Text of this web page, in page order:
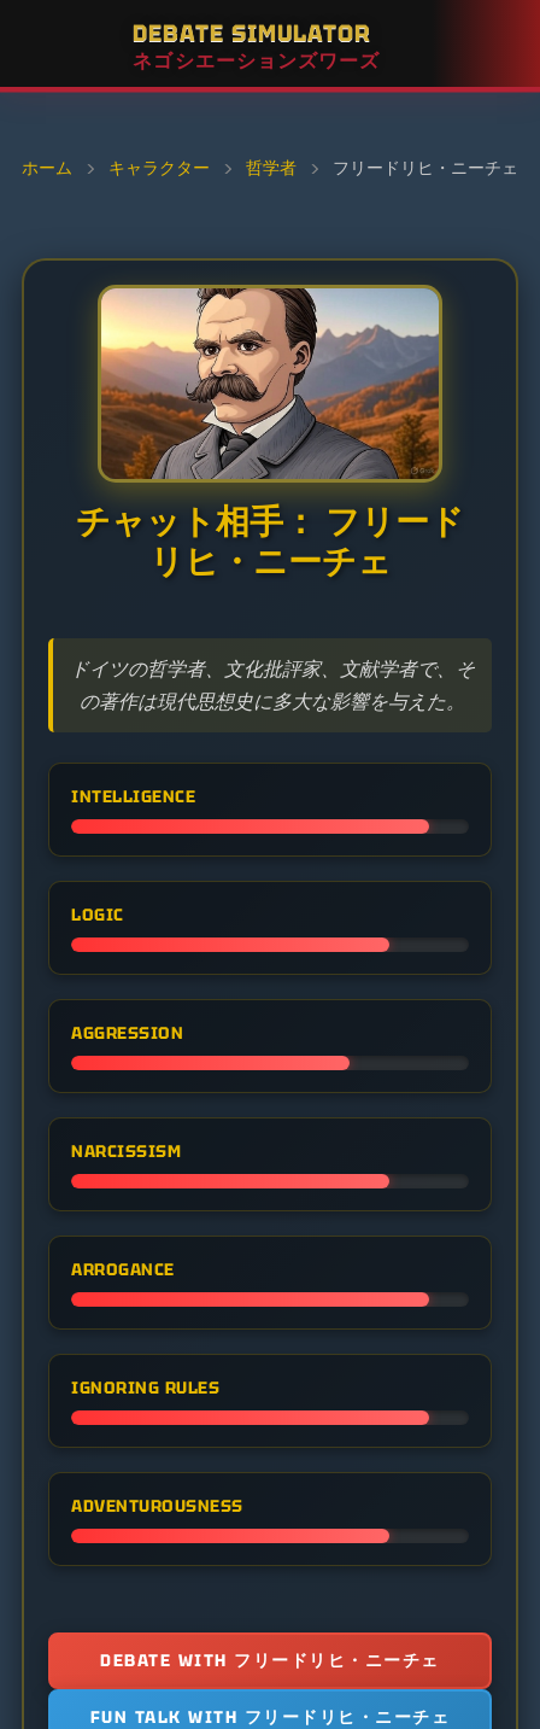
DEBATE SIMULATOR
ネゴシエーションズワーズ
ホーム › キャラクター › 哲学者 › フリードリヒ・ニーチェ
チャット相手： フリード
リヒ・ニーチェ
ドイツの哲学者、文化批評家、文献学者で、そ
の著作は現代思想史に多大な影響を与えた。
INTELLIGENCE
LOGIC
AGGRESSION
NARCISSISM
ARROGANCE
IGNORING RULES
ADVENTUROUSNESS
DEBATE WITH フリードリヒ・ニーチェ
FUN TALK WITH フリードリヒ・ニーチェ